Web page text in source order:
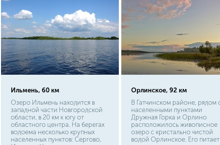
Ильмень, 60 км
Озеро Ильмень находится в
западной части Новгородской
области, в 20 км к югу от
областного центра. На берегах
водоема несколько крупных
населенных пунктов: Сергово,
Орлинское, 92 км
В Гатчинском районе, рядом
населенными пунктами
Дружная Горка и Орлино
расположилось живописное
озеро с кристально чистой
водой Орлинское. Его питает